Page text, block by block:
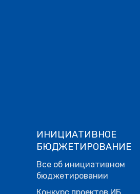
ИНИЦИАТИВНОЕ
БЮДЖЕТИРОВАНИЕ
Все об инициативном
бюджетировании